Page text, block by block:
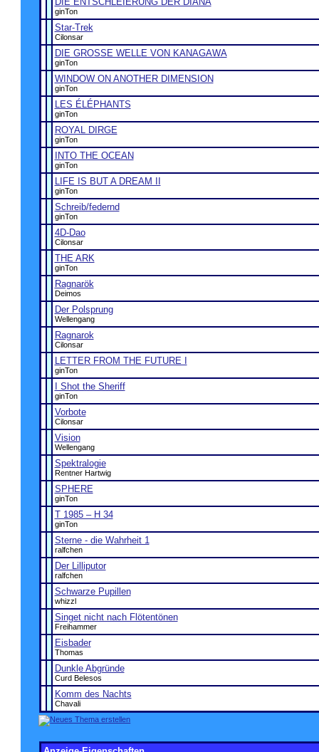
ginTon
Star-Trek
Cilonsar
DIE GROSSE WELLE VON KANAGAWA
ginTon
WINDOW ON ANOTHER DIMENSION
ginTon
LES ÉLÉPHANTS
ginTon
ROYAL DIRGE
ginTon
INTO THE OCEAN
ginTon
LIFE IS BUT A DREAM II
ginTon
Schreib/federnd
ginTon
4D-Dao
Cilonsar
THE ARK
ginTon
Ragnarök
Deimos
Der Polsprung
Wellengang
Ragnarok
Cilonsar
LETTER FROM THE FUTURE I
ginTon
I Shot the Sheriff
ginTon
Vorbote
Cilonsar
Vision
Wellengang
Spektralogie
Rentner Hartwig
SPHERE
ginTon
T 1985 – H 34
ginTon
Sterne - die Wahrheit 1
ralfchen
Der Lilliputor
ralfchen
Schwarze Pupillen
whizzl
Singet nicht nach Flötentönen
Freihammer
Eisbader
Thomas
Dunkle Abgründe
Curd Belesos
Komm des Nachts
Chavali